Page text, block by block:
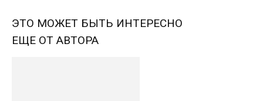
ЭТО МОЖЕТ БЫТЬ ИНТЕРЕСНО
ЕЩЕ ОТ АВТОРА